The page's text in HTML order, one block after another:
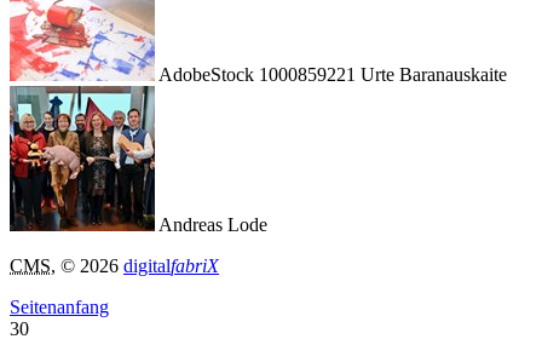
AdobeStock 1000859221 Urte Baranauskaite
Andreas Lode
CMS, © 2026 digitalfabriX
Seitenanfang
30